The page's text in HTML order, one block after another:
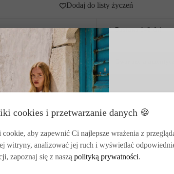
Dodaj do listy życzeń
Dostawa 1–2 dni
cookies i przetwarzanie danych 🍪
aby zapewnić Ci najlepsze wrażenia z
witryny, analizować jej ruch i wyświetlać
zapoznaj się z naszą polityką prywatności.
Odbierz
zakupy i